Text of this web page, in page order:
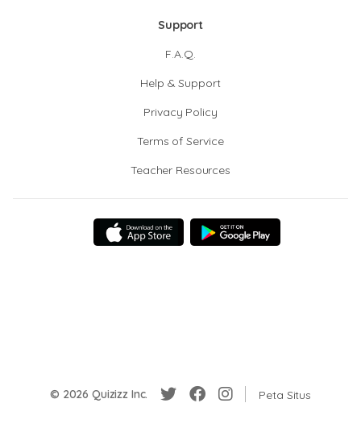
Support
F.A.Q.
Help & Support
Privacy Policy
Terms of Service
Teacher Resources
© 2026 Quizizz Inc. Peta Situs